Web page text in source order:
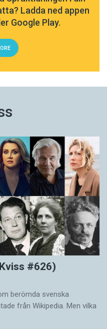
Ladda ned appen
Google Play.
#626)
berömda svenska
från Wikipedia. Men vilka